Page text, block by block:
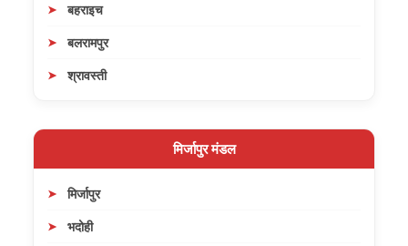
बहराइच
बलरामपुर
श्रावस्ती
मिर्जापुर मंडल
मिर्जापुर
भदोही